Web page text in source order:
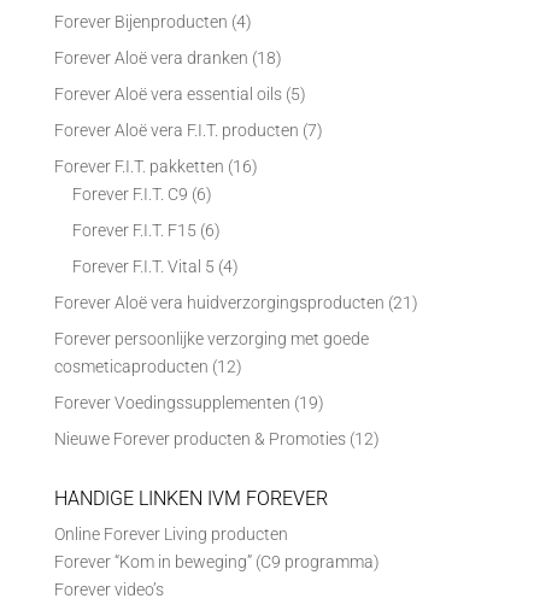
Forever Bijenproducten (4)
Forever Aloë vera dranken (18)
Forever Aloë vera essential oils (5)
Forever Aloë vera F.I.T. producten (7)
Forever F.I.T. pakketten (16)
Forever F.I.T. C9 (6)
Forever F.I.T. F15 (6)
Forever F.I.T. Vital 5 (4)
Forever Aloë vera huidverzorgingsproducten (21)
Forever persoonlijke verzorging met goede
cosmeticaproducten (12)
Forever Voedingssupplementen (19)
Nieuwe Forever producten & Promoties (12)
HANDIGE LINKEN IVM FOREVER
Online Forever Living producten
Forever “Kom in beweging” (C9 programma)
Forever video’s